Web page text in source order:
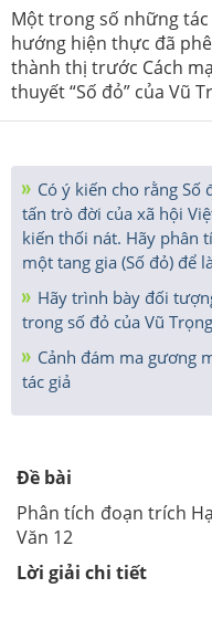
Một trong số những
hướng hiện thực đã
thành thị trước Cách
thuyết “Số đỏ” của Vũ
Có ý kiến cho rằng Số
tấn trò đời của xã hội
kiến thối nát. Hãy phân
một tang gia (Số đỏ) để
Hãy trình bày đối
trong số đỏ của Vũ
Cảnh đám ma gương
tác giả
Đề bài
Phân tích đoạn trích
Văn 12
Lời giải chi tiết